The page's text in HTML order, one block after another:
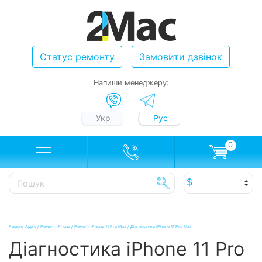
Статус ремонту Замовити дзвінок
Напиши менеджеру:
Укр Рус
0
Ремонт Apple / Ремонт iPhone / Ремонт iPhone 11 Pro Max / Діагностика iPhone 11 Pro Max
Діагностика iPhone 11 Pro